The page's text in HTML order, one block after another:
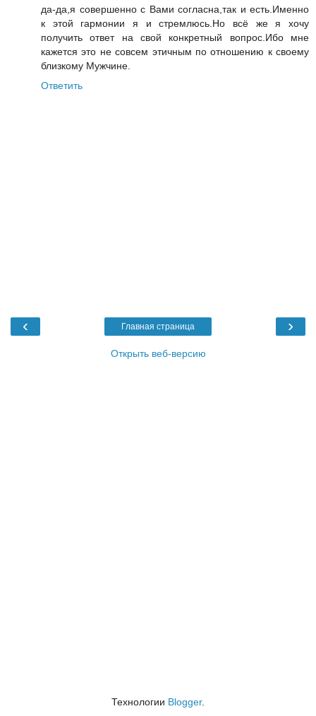
да-да,я совершенно с Вами согласна,так и есть.Именно
к этой гармонии я и стремлюсь.Но всё же я хочу
получить ответ на свой конкретный вопрос.Ибо мне
кажется это не совсем этичным по отношению к своему
близкому Мужчине.
Ответить
‹ ›
Главная страница
Открыть веб-версию
Технологии Blogger.